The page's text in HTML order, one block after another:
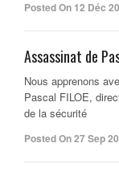
Posted On 12 Déc
Assassinat de
Nous apprenons
Pascal FILOE,
de la sécurité
Posted On 27 Sep